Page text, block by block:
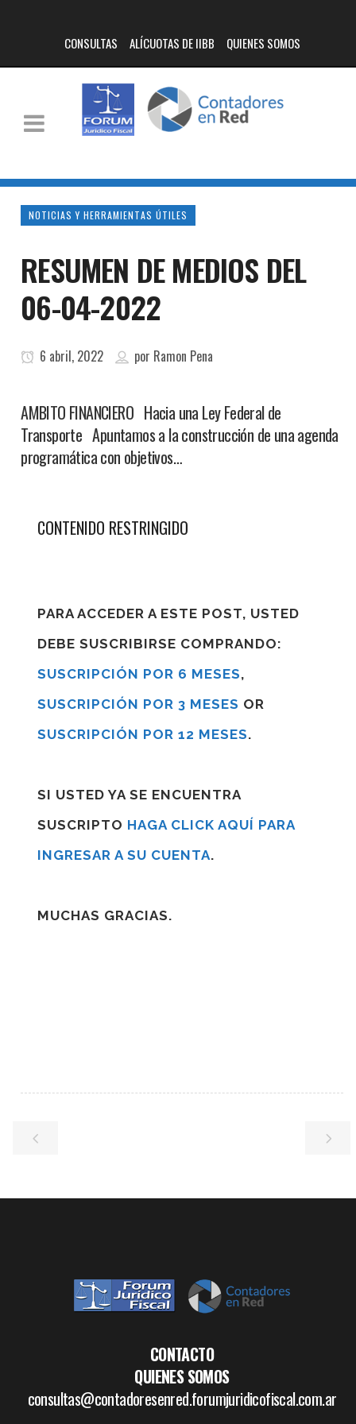
CONSULTAS ALÍCUOTAS DE IIBB QUIENES SOMOS
NOTICIAS Y HERRAMIENTAS ÚTILES
RESUMEN DE MEDIOS DEL
06-04-2022
6 abril, 2022 por Ramon Pena
AMBITO FINANCIERO Hacia una Ley Federal de
Transporte Apuntamos a la construcción de una agenda
programática con objetivos…
CONTENIDO RESTRINGIDO
PARA ACCEDER A ESTE POST, USTED
DEBE SUSCRIBIRSE COMPRANDO:
SUSCRIPCIÓN POR 6 MESES,
SUSCRIPCIÓN POR 3 MESES OR
SUSCRIPCIÓN POR 12 MESES.
SI USTED YA SE ENCUENTRA
SUSCRIPTO HAGA CLICK AQUÍ PARA
INGRESAR A SU CUENTA.
MUCHAS GRACIAS.
CONTACTO
QUIENES SOMOS
consultas@contadoresenred.forumjuridicofiscal.com.ar